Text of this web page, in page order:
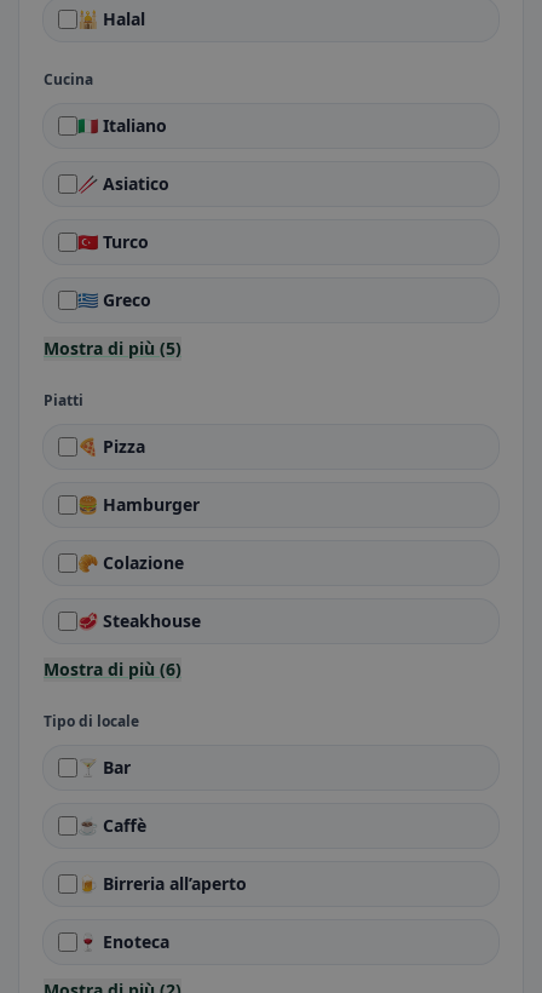
🕌 Halal
Cucina
🇮🇹 Italiano
🥢 Asiatico
🇹🇷 Turco
🇬🇷 Greco
Mostra di più (5)
Piatti
🍕 Pizza
🍔 Hamburger
🥐 Colazione
🥩 Steakhouse
Mostra di più (6)
Tipo di locale
🍸 Bar
☕ Caffè
🍺 Birreria all’aperto
🍷 Enoteca